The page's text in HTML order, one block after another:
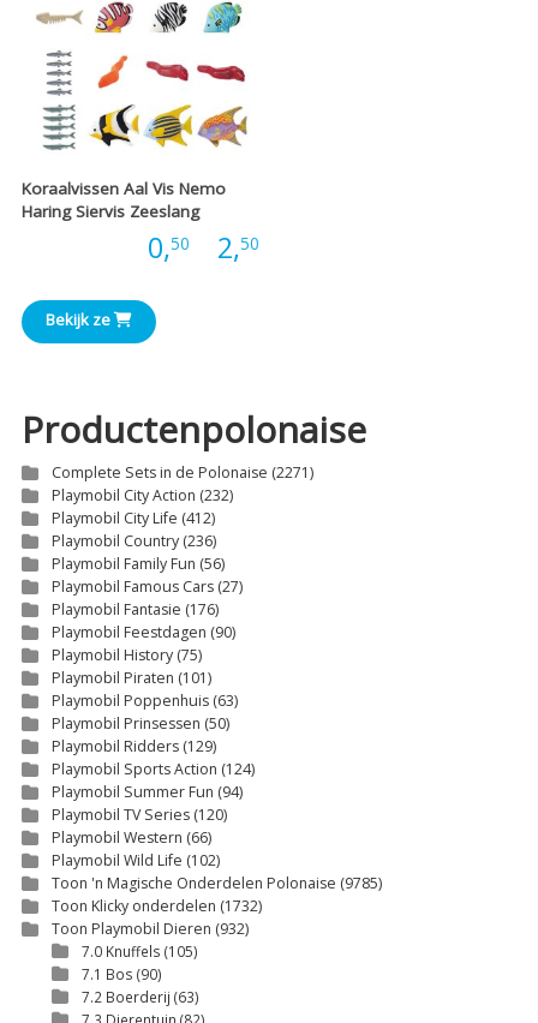
Koraalvissen Aal Vis Nemo
Haring Siervis Zeeslang
0,50 2,50Prijsklasse:
Bekijk ze
Productenpolonaise
Complete Sets in de Polonaise (2271)
Playmobil City Action (232)
Playmobil City Life (412)
Playmobil Country (236)
Playmobil Family Fun (56)
Playmobil Famous Cars (27)
Playmobil Fantasie (176)
Playmobil Feestdagen (90)
Playmobil History (75)
Playmobil Piraten (101)
Playmobil Poppenhuis (63)
Playmobil Prinsessen (50)
Playmobil Ridders (129)
Playmobil Sports Action (124)
Playmobil Summer Fun (94)
Playmobil TV Series (120)
Playmobil Western (66)
Playmobil Wild Life (102)
Toon 'n Magische Onderdelen Polonaise (9785)
Toon Klicky onderdelen (1732)
Toon Playmobil Dieren (932)
7.0 Knuffels (105)
7.1 Bos (90)
7.2 Boerderij (63)